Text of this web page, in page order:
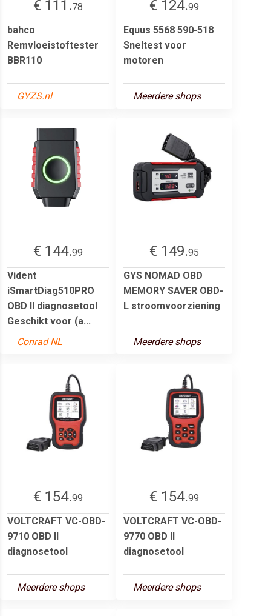
€ 111.78
bahco
Remvloeistoftester
BBR110
GYZS.nl
€ 124.99
Equus 5568 590-518
Sneltest voor
motoren
Meerdere shops
€ 144.99
Vident
iSmartDiag510PRO
OBD II diagnosetool
Geschikt voor (a...
Conrad NL
€ 149.95
GYS NOMAD OBD
MEMORY SAVER OBD-
L stroomvoorziening
Meerdere shops
€ 154.99
VOLTCRAFT VC-OBD-
9710 OBD II
diagnosetool
Meerdere shops
€ 154.99
VOLTCRAFT VC-OBD-
9770 OBD II
diagnosetool
Meerdere shops